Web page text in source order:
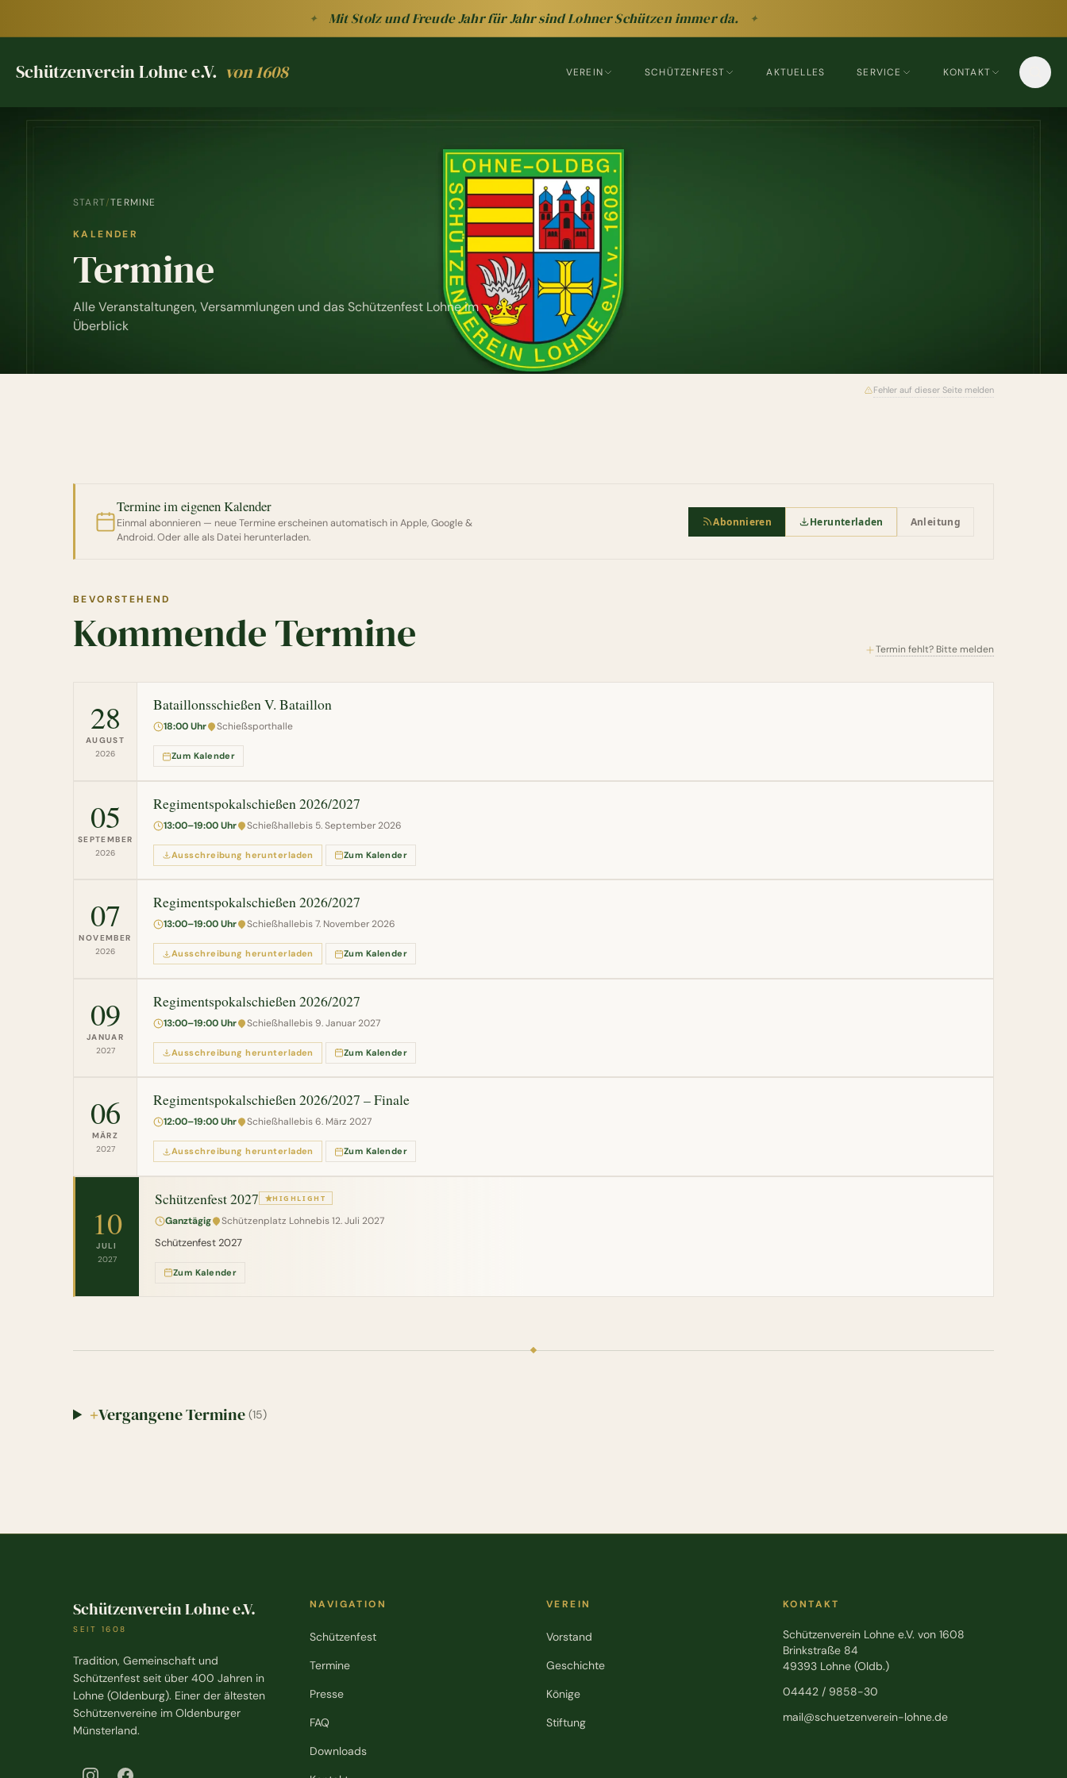
✦ Mit Stolz und Freude Jahr für Jahr sind Lohner Schützen immer da. ✦
Schützenverein Lohne e.V. von 1608
Schützenverein Lohne e.V. von 1608
VEREIN SCHÜTZENFEST AKTUELLES SERVICE KONTAKT
START/TERMINE
KALENDER
Termine
Alle Veranstaltungen, Versammlungen und das Schützenfest Lohne im
Überblick
Fehler auf dieser Seite melden
Termine im eigenen Kalender
Einmal abonnieren — neue Termine erscheinen automatisch in Apple, Google &
Android. Oder alle als Datei herunterladen.
Abonnieren Herunterladen Anleitung
BEVORSTEHEND
Kommende Termine Termin fehlt? Bitte melden
28
AUGUST
2026
Bataillonsschießen V. Bataillon
18:00 Uhr Schießsporthalle
Zum Kalender
05
SEPTEMBER
2026
Regimentspokalschießen 2026/2027
13:00–19:00 Uhr Schießhallebis 5. September 2026
Ausschreibung herunterladen Zum Kalender
07
NOVEMBER
2026
Regimentspokalschießen 2026/2027
13:00–19:00 Uhr Schießhallebis 7. November 2026
Ausschreibung herunterladen Zum Kalender
09
JANUAR
2027
Regimentspokalschießen 2026/2027
13:00–19:00 Uhr Schießhallebis 9. Januar 2027
Ausschreibung herunterladen Zum Kalender
06
MÄRZ
2027
Regimentspokalschießen 2026/2027 – Finale
12:00–19:00 Uhr Schießhallebis 6. März 2027
Ausschreibung herunterladen Zum Kalender
10
JULI
2027
Schützenfest 2027 HIGHLIGHT
Ganztägig Schützenplatz Lohnebis 12. Juli 2027
Schützenfest 2027
Zum Kalender
+Vergangene Termine (15)
Schützenverein Lohne e.V.
SEIT 1608
Tradition, Gemeinschaft und
Schützenfest seit über 400 Jahren in
Lohne (Oldenburg). Einer der ältesten
Schützenvereine im Oldenburger
Münsterland.
NAVIGATION
Schützenfest
Termine
Presse
FAQ
Downloads
VEREIN
Vorstand
Geschichte
Könige
Stiftung
KONTAKT
Schützenverein Lohne e.V. von 1608
Brinkstraße 84
49393 Lohne (Oldb.)
04442 / 9858-30
mail@schuetzenverein-lohne.de